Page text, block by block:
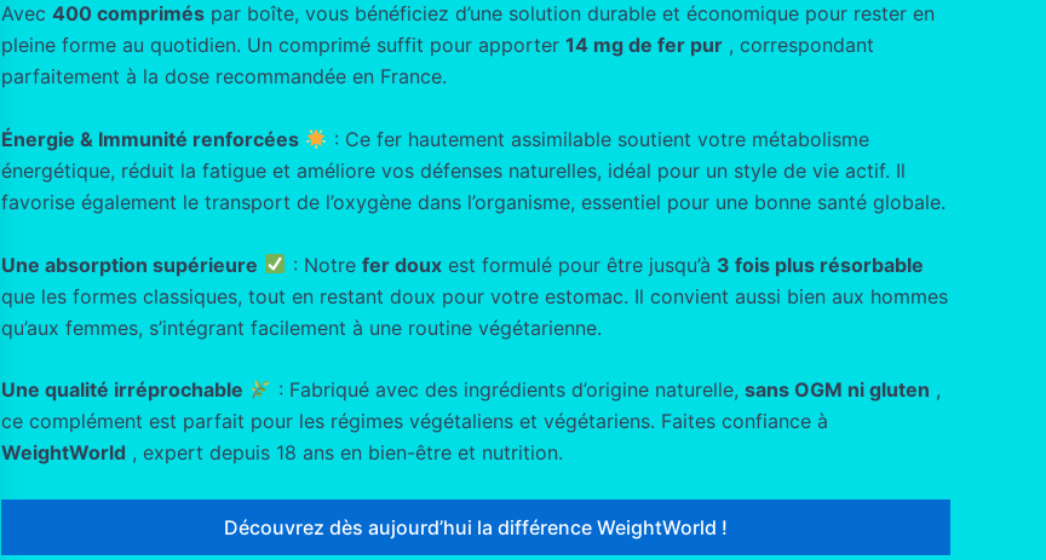
Avec400 comprimés par boîte, vous bénéficiez d’une solution durable et économique pour rester en
pleine forme au quotidien. Un comprimé suffit pour apporter14 mg de fer pur , correspondant
parfaitement à la dose recommandée en France.
Énergie & Immunité renforcées
: Ce fer hautement assimilable soutient votre métabolisme
énergétique, réduit la fatigue et améliore vos défenses naturelles, idéal pour un style de vie actif. Il
favorise également le transport de l’oxygène dans l’organisme, essentiel pour une bonne santé globale.
Une absorption supérieure : Notre fer douxest formulé pour être jusqu’à 3 fois plus résorbable
que les formes classiques, tout en restant doux pour votre estomac. Il convient aussi bien aux hommes
qu’aux femmes, s’intégrant facilement à une routine végétarienne.
Une qualité irréprochable : Fabriqué avec des ingrédients d’origine naturelle, sans OGM ni gluten ,
ce complément est parfait pour les régimes végétaliens et végétariens. Faites confiance à
WeightWorld , expert depuis 18 ans en bien-être et nutrition.
Découvrez dès aujourd’hui la différence WeightWorld !